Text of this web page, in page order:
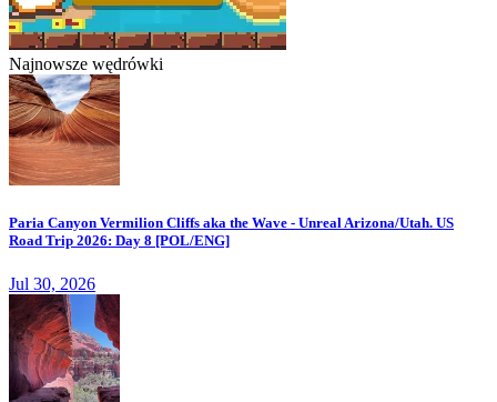
Najnowsze wędrówki
Paria Canyon Vermilion Cliffs aka the Wave - Unreal Arizona/Utah. US
Road Trip 2026: Day 8 [POL/ENG]
Jul 30, 2026